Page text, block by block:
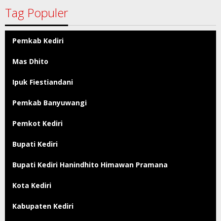
Tag Populer
Pemkab Kediri
Mas Dhito
Ipuk Fiestiandani
Pemkab Banyuwangi
Pemkot Kediri
Bupati Kediri
Bupati Kediri Hanindhito Himawan Pramana
Kota Kediri
Kabupaten Kediri